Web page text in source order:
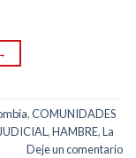
,COMUNIDADES
,HAMBRE,La
Deje un comentario